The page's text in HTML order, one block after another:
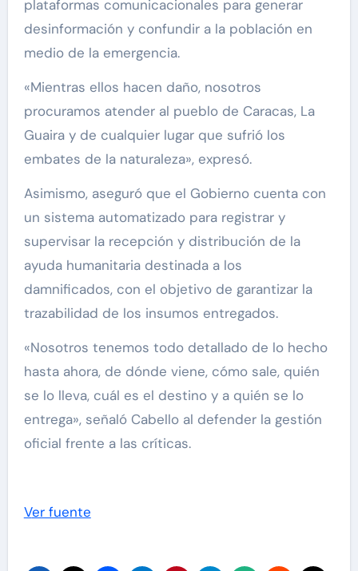
plataformas comunicacionales para generar
desinformación y confundir a la población en
medio de la emergencia.
«Mientras ellos hacen daño, nosotros
procuramos atender al pueblo de Caracas, La
Guaira y de cualquier lugar que sufrió los
embates de la naturaleza», expresó.
Asimismo, aseguró que el Gobierno cuenta con
un sistema automatizado para registrar y
supervisar la recepción y distribución de la
ayuda humanitaria destinada a los
damnificados, con el objetivo de garantizar la
trazabilidad de los insumos entregados.
«Nosotros tenemos todo detallado de lo hecho
hasta ahora, de dónde viene, cómo sale, quién
se lo lleva, cuál es el destino y a quién se lo
entrega», señaló Cabello al defender la gestión
oficial frente a las críticas.
Ver fuente